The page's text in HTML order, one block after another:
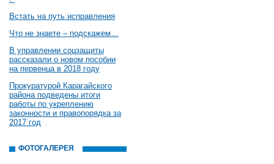
Встать на путь исправления
Что не знаете – подскажем…
В управлении соцзащиты
рассказали о новом пособии
на первенца в 2018 году
Прокуратурой Карагайского
района подведены итоги
работы по укреплению
законности и правопорядка за
2017 год
ФОТОГАЛЕРЕЯ